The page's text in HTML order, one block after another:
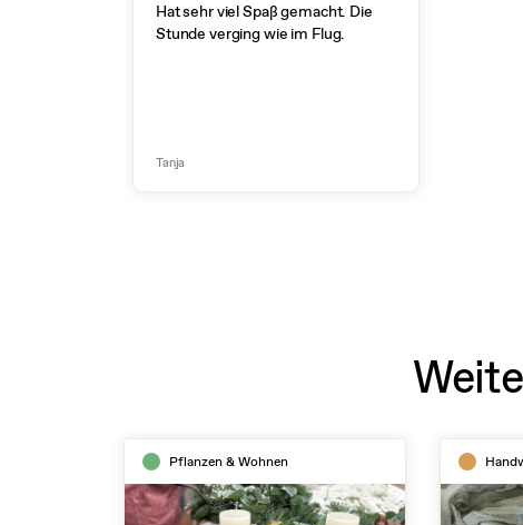
Hat sehr viel Spaß gemacht. Die
Stunde verging wie im Flug.
Tanja
Pflanzen & Wohnen